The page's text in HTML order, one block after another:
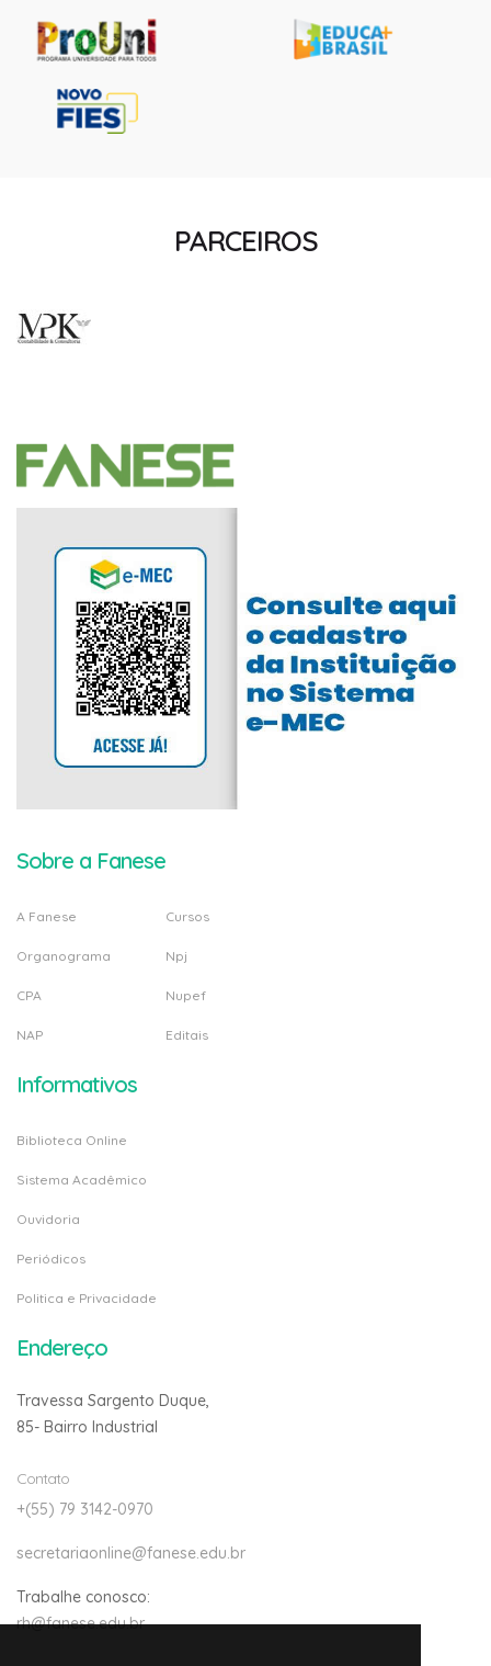
PARCEIROS
Sobre a Fanese
A Fanese
Organograma
CPA
NAP
Cursos
Npj
Nupef
Editais
Informativos
Biblioteca Online
Sistema Acadêmico
Ouvidoria
Periódicos
Politica e Privacidade
Endereço
Travessa Sargento Duque,
85- Bairro Industrial
Contato
+(55) 79 3142-0970
secretariaonline@fanese.edu.br
Trabalhe conosco:
rh@fanese.edu.br